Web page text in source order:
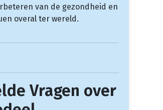
van de gezondheid en
overal ter wereld.
Vragen over